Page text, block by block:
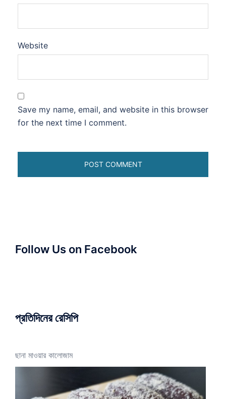
Website
Save my name, email, and website in this browser
for the next time I comment.
Follow Us on Facebook
প্রতিদিনের রেসিপি
ছানা মাওয়ার কালোজাম